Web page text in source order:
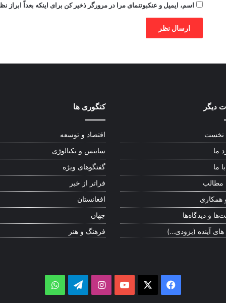
اسم، ایمیل و عنکبوتنمای مرا در مرورگر ذخیر کن برای اینکه بعداً ابراز
دیگر
نخست
ما
ما
مطالب
همکاری
و دیدگاه‌ها
های آینده (بزودی…)
کتگوری ها
اقتصاد و توسعه
ساینس و تکنالوژی
گفتگوهای ویژه
فراتر از خبر
افغانستان
جهان
فرهنگ و هنر
Facebook
YouTube
Instagram
Telegram
WhatsApp